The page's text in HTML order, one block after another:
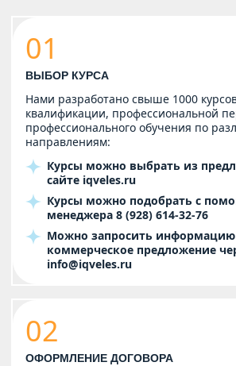
01
ВЫБОР КУРСА
Нами разработано свыше 1000
квалификации, профессиональной
профессионального обучения по
направлениям:
Курсы можно выбрать из
сайте iqveles.ru
Курсы можно подобрать с
менеджера 8 (928) 614-32-76
Можно запросить информацию
коммерческое предложение
info@iqveles.ru
02
ОФОРМЛЕНИЕ ДОГОВОРА